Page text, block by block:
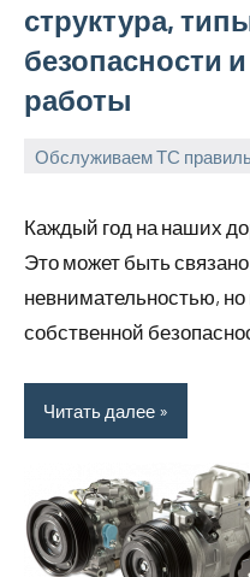
структура,
безопасности
работы
Обслуживаем ТС
witson_car_r
Каждый год на наших
Это может быть связано
невнимательностью,
собственной
Читать далее